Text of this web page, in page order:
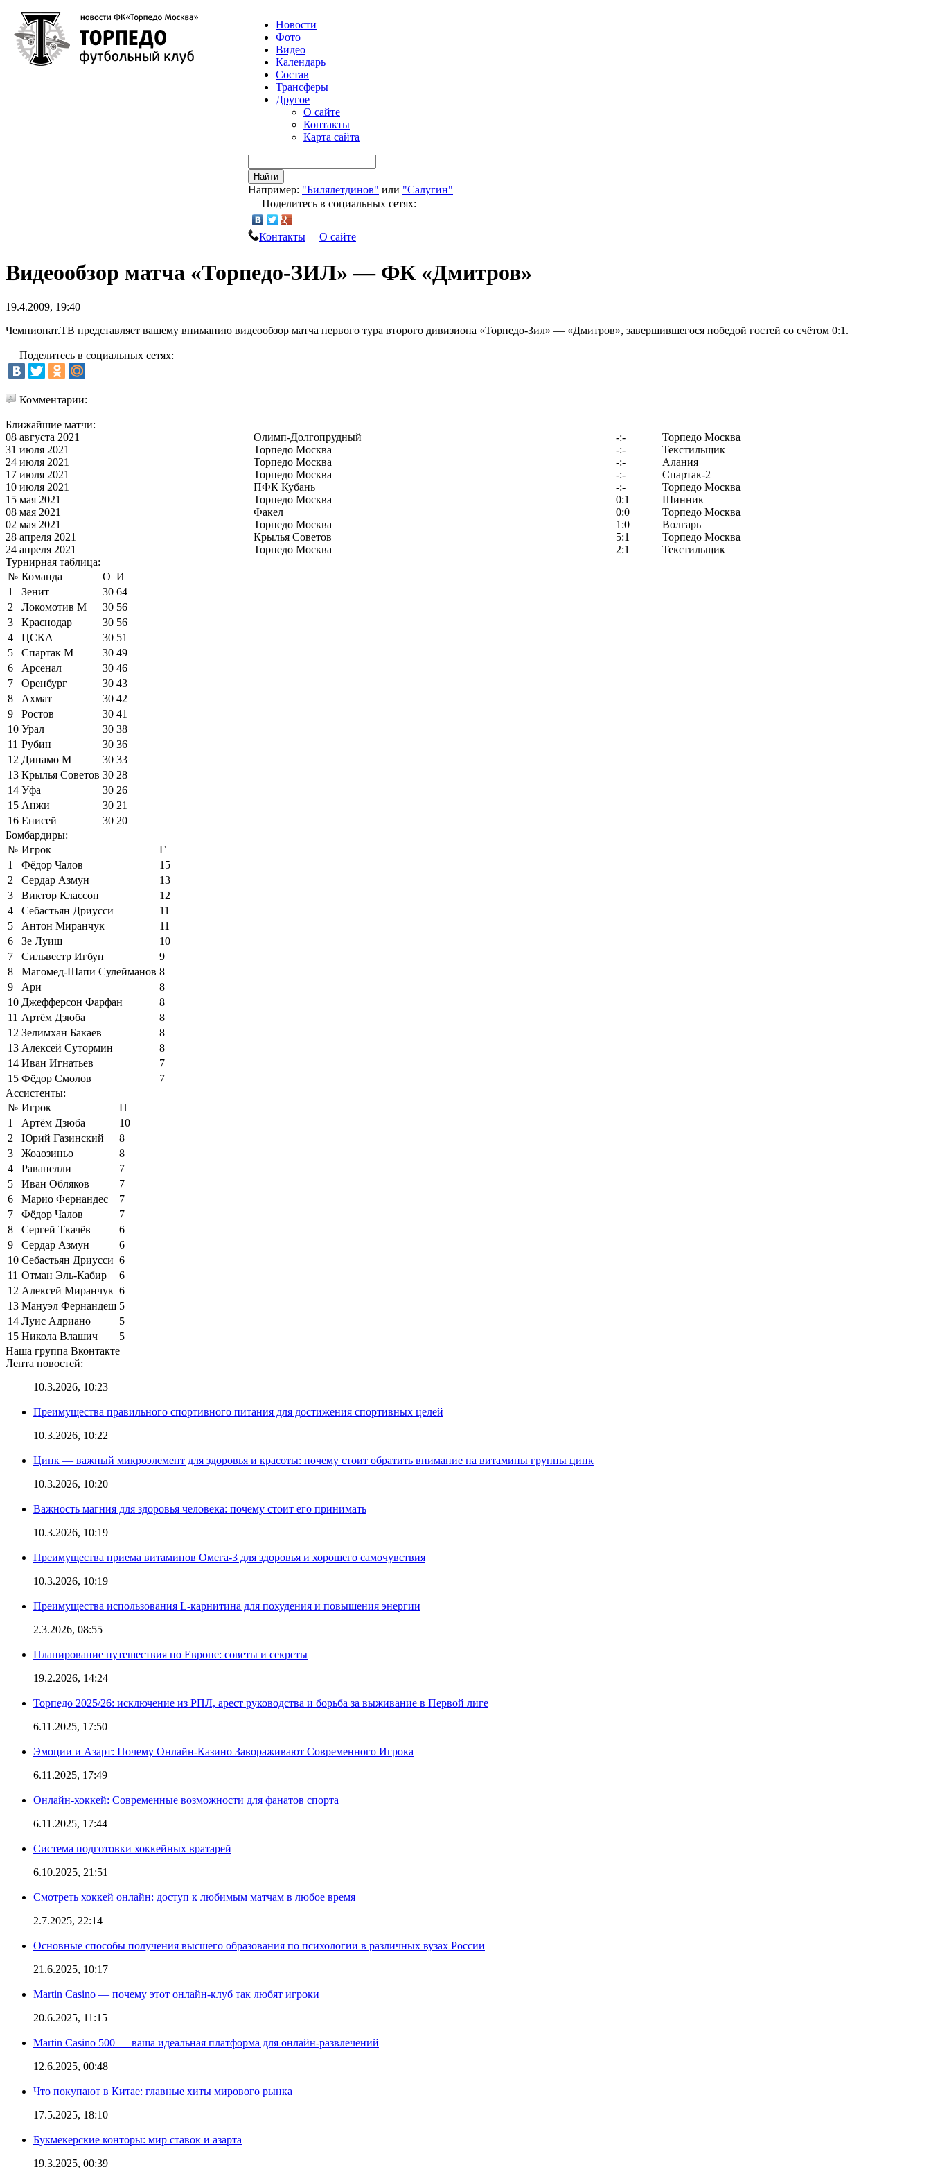
Новости
Фото
Видео
Календарь
Состав
Трансферы
Другое
О сайте
Контакты
Карта сайта
Найти
Например: "Билялетдинов" или "Салугин"
Поделитесь в социальных сетях:
Контакты О сайте
Видеообзор матча «Торпедо-ЗИЛ» — ФК «Дмитров»
19.4.2009, 19:40
Чемпионат.ТВ представляет вашему вниманию видеообзор матча первого тура второго дивизиона «Торпедо-Зил» — «Дмитров», завершившегося победой гостей со счётом 0:1.
Поделитесь в социальных сетях:
Комментарии:
Ближайшие матчи:
08 августа 2021
Олимп-Долгопрудный -:-
Торпедо Москва
31 июля 2021
Торпедо Москва -:-
Текстильщик
24 июля 2021
Торпедо Москва -:-
Алания
17 июля 2021
Торпедо Москва -:-
Спартак-2
10 июля 2021
ПФК Кубань -:-
Торпедо Москва
15 мая 2021
Торпедо Москва 0:1
Шинник
08 мая 2021
Факел 0:0
Торпедо Москва
02 мая 2021
Торпедо Москва 1:0
Волгарь
28 апреля 2021
Крылья Советов 5:1
Торпедо Москва
24 апреля 2021
Торпедо Москва 2:1
Текстильщик
Турнирная таблица:
№ Команда О И
1
Зенит 30 64
2
Локомотив М 30 56
3
Краснодар 30 56
4
ЦСКА 30 51
5
Спартак М 30 49
6
Арсенал 30 46
7
Оренбург 30 43
8
Ахмат 30 42
9
Ростов 30 41
10 Урал 30 38
11 Рубин 30 36
12 Динамо М 30 33
13 Крылья Советов 30 28
14 Уфа 30 26
15 Анжи 30 21
16 Енисей 30 20
Бомбардиры:
№ Игрок
Г
1
Фёдор Чалов
15
2
Сердар Азмун
13
3
Виктор Классон
12
4
Себастьян Дриусси
11
5
Антон Миранчук
11
6
Зе Луиш
10
7
Сильвестр Игбун
9
8
Магомед-Шапи Сулейманов 8
9
Ари
8
10 Джефферсон Фарфан
8
11 Артём Дзюба
8
12 Зелимхан Бакаев
8
13 Алексей Сутормин
8
14 Иван Игнатьев
7
15 Фёдор Смолов
7
Ассистенты:
№ Игрок
П
1
Артём Дзюба
10
2
Юрий Газинский
8
3
Жоаозиньо
8
4
Раванелли
7
5
Иван Обляков
7
6
Марио Фернандес
7
7
Фёдор Чалов
7
8
Сергей Ткачёв
6
9
Сердар Азмун
6
10 Себастьян Дриусси 6
11 Отман Эль-Кабир
6
12 Алексей Миранчук 6
13 Мануэл Фернандеш 5
14 Луис Адриано
5
15 Никола Влашич
5
Наша группа Вконтакте
Лента новостей:
10.3.2026, 10:23
Преимущества правильного спортивного питания для достижения спортивных целей
10.3.2026, 10:22
Цинк — важный микроэлемент для здоровья и красоты: почему стоит обратить внимание на витамины группы цинк
10.3.2026, 10:20
Важность магния для здоровья человека: почему стоит его принимать
10.3.2026, 10:19
Преимущества приема витаминов Омега-3 для здоровья и хорошего самочувствия
10.3.2026, 10:19
Преимущества использования L-карнитина для похудения и повышения энергии
2.3.2026, 08:55
Планирование путешествия по Европе: советы и секреты
19.2.2026, 14:24
Торпедо 2025/26: исключение из РПЛ, арест руководства и борьба за выживание в Первой лиге
6.11.2025, 17:50
Эмоции и Азарт: Почему Онлайн-Казино Завораживают Современного Игрока
6.11.2025, 17:49
Онлайн-хоккей: Современные возможности для фанатов спорта
6.11.2025, 17:44
Система подготовки хоккейных вратарей
6.10.2025, 21:51
Смотреть хоккей онлайн: доступ к любимым матчам в любое время
2.7.2025, 22:14
Основные способы получения высшего образования по психологии в различных вузах России
21.6.2025, 10:17
Martin Casino — почему этот онлайн-клуб так любят игроки
20.6.2025, 11:15
Martin Casino 500 — ваша идеальная платформа для онлайн-развлечений
12.6.2025, 00:48
Что покупают в Китае: главные хиты мирового рынка
17.5.2025, 18:10
Букмекерские конторы: мир ставок и азарта
19.3.2025, 00:39